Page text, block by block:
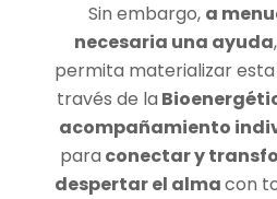
Sin embargo, a
necesaria una ayuda
permita materializar
través de la
acompañamiento
para conectar y
despertar el almacon